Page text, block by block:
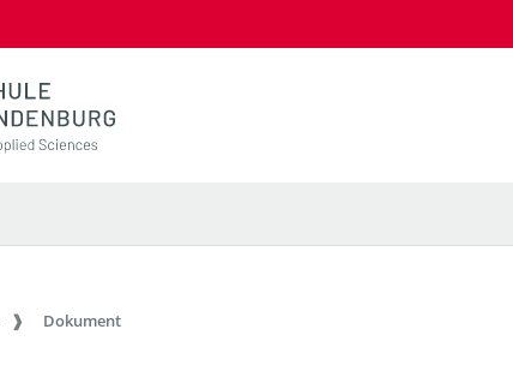
Dokument